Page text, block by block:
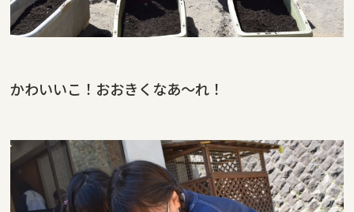
かわいいこ！おおきくなあ～れ！